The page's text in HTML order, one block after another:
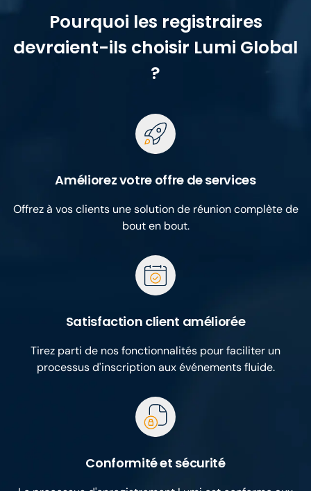
Pourquoi les registraires
devraient-ils choisir Lumi Global
?
Améliorez votre offre de services
Offrez à vos clients une solution de réunion complète de
bout en bout.
Satisfaction client améliorée
Tirez parti de nos fonctionnalités pour faciliter un
processus d'inscription aux événements fluide.
Conformité et sécurité